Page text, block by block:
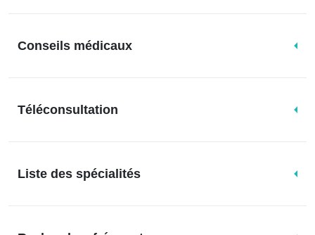
Conseils médicaux
Téléconsultation
Liste des spécialités